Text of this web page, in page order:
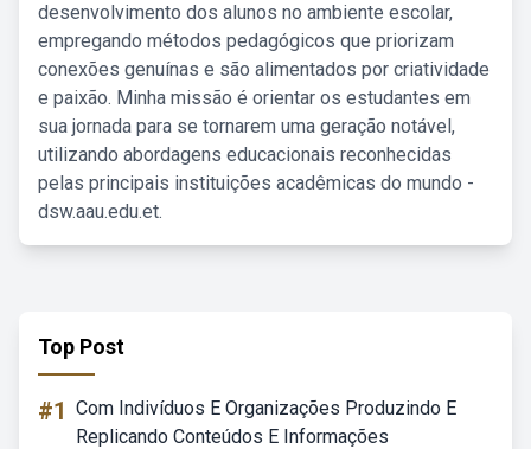
desenvolvimento dos alunos no ambiente escolar,
empregando métodos pedagógicos que priorizam
conexões genuínas e são alimentados por criatividade
e paixão. Minha missão é orientar os estudantes em
sua jornada para se tornarem uma geração notável,
utilizando abordagens educacionais reconhecidas
pelas principais instituições acadêmicas do mundo -
dsw.aau.edu.et.
Top Post
#1 Com Indivíduos E Organizações Produzindo E
Replicando Conteúdos E Informações